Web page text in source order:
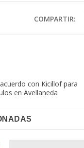
COMPARTIR:
con Kicillof para
en Avellaneda